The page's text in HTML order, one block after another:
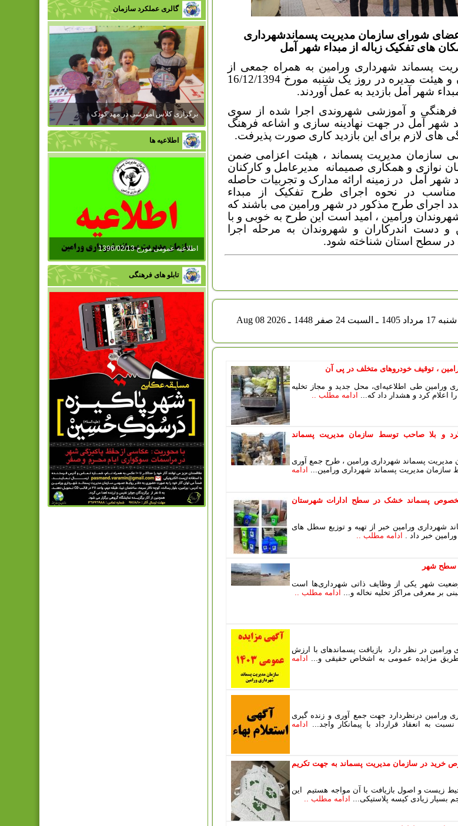
شورای سازمان مدیریت پسماندشهرداری
های تفکیک زباله از مبداء شهر آمل
پسماند شهرداری ورامین به همراه جمعی از
اعضای شورای سازمان و هیئت مدیره در روز یک شنبه مورخ 16/12/1394
شهر آمل بازدید به عمل آوردند.
فرهنگی و آموزشی شهروندی اجرا شده از سوی
شهر آمل در جهت نهادینه سازی و اشاعه فرهنگ
های لازم برای این بازدید کاری صورت پذیرفت.
سازمان مدیریت پسماند ، هیئت اعزامی ضمن
نوازی و همکاری صمیمانه
مدیرعامل و کارکنان
شهر آمل
در زمینه ارائه مدارک و تجربیات حاصله
در نحوه اجرای طرح تفکیک از مبداء
اجرای طرح مذکور در شهر ورامین می باشند که
ورامین ، امید است این طرح به خوبی و با
و دست اندرکاران و شهروندان به مرحله اجرا
در سطح استان شناخته شود.
ـ السبت 24 صفر 1448 ـ Aug 08 2026
، توقیف خودروهای متخلف در پی آن
ورامین طی اطلاعیه‌ای، محل جدید و مجاز تخلیه
اعلام کرد و هشدار داد که... ادامه مطلب ..
و بلا صاحب توسط سازمان مدیریت پسماند
پسماند شهرداری ورامین ، طرح جمع آوری
مدیریت پسماند شهرداری ورامین... ادامه
پسماند خشک در سطح ادارات شهرستان
شهرداری ورامین خبر از تهیه و توزیع سطل های
خبر داد . ادامه مطلب ..
سطح شهر
وضعیت شهر یکی از وظایف ذاتی شهرداری‌ها است
بر معرفی مراکز تخلیه نخاله و... ادامه مطلب ..
در نظر دارد بازیافت پسماندهای با ارزش
طریق مزایده عمومی به اشخاص حقیقی و... ادامه
ورامین درنظردارد جهت جمع آوری و زنده گیری
به انعقاد قرارداد با پیمانکار واجد...
ادامه
خرید در سازمان مدیریت پسماند به جهت تکریم
زیست و اصول بازیافت با آن مواجه هستیم این
بسیار زیادی کیسه پلاستیکی... ادامه مطلب ..
گالری عملکرد سازمان
برگزاری کلاس آموزشی در مهد کودک
اطلاعیه ها
اطلاعیه عمومی مورخ 1396/02/13
تابلو های فرهنگی